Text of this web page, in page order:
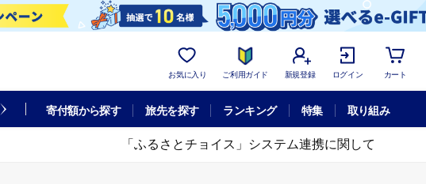
お気に入り ご利用ガイド 新規登録 ログイン カート
寄付額から探す 旅先を探す ランキング 特集 取り組み
「ふるさとチョイス」システム連携に関して